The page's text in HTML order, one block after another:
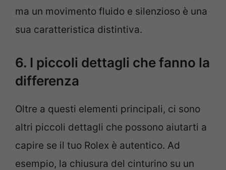
ma un movimento fluido e silenzioso è una
sua caratteristica distintiva.
6. I piccoli dettagli che fanno la
differenza
Oltre a questi elementi principali, ci sono
altri piccoli dettagli che possono aiutarti a
capire se il tuo Rolex è autentico. Ad
esempio, la chiusura del cinturino su un